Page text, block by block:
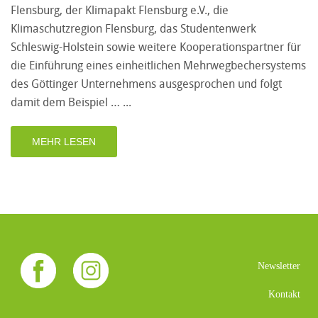
Flensburg, der Klimapakt Flensburg e.V., die
Klimaschutzregion Flensburg, das Studentenwerk
Schleswig-Holstein sowie weitere Kooperationspartner für
die Einführung eines einheitlichen Mehrwegbechersystems
des Göttinger Unternehmens ausgesprochen und folgt
damit dem Beispiel …
MEHR LESEN
Newsletter
Kontakt